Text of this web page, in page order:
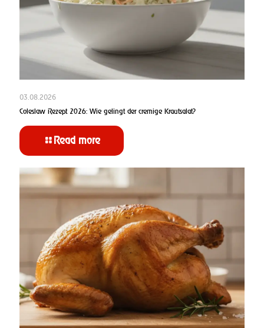
03.08.2026
Coleslaw Rezept 2026: Wie gelingt der cremige Krautsalat?
Read more